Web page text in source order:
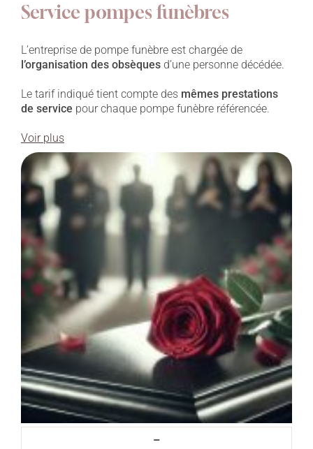
Service pompes funèbres
L’entreprise de pompe funèbre est chargée de
l’organisation des obsèques d’une personne décédée.
Le tarif indiqué tient compte des mêmes prestations
de service pour chaque pompe funèbre référencée.
Voir plus
–